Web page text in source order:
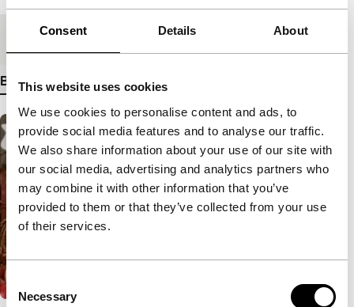
Consent Details About
This website uses cookies
We use cookies to personalise content and ads, to
provide social media features and to analyse our traffic.
We also share information about your use of our site with
our social media, advertising and analytics partners who
may combine it with other information that you’ve
provided to them or that they’ve collected from your use
of their services.
Consent
Selection
Necessary
Medium/Formaat Mini DV PAL
Bekijk meer details